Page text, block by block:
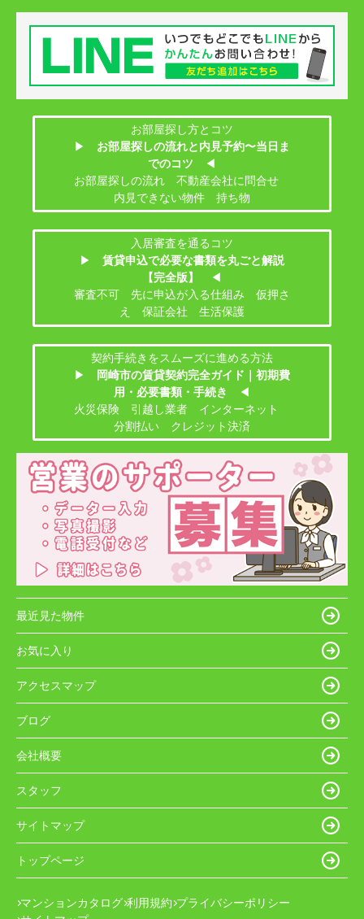
お部屋探し方とコツ
▶
お部屋探しの流れと内見予約〜当日ま
でのコツ
◀
お部屋探しの流れ 不動産会社に問合せ
内見できない物件 持ち物
入居審査を通るコツ
▶
賃貸申込で必要な書類を丸ごと解説
【完全版】
◀
審査不可 先に申込が入る仕組み 仮押さ
え 保証会社 生活保護
契約手続きをスムーズに進める方法
▶
岡崎市の賃貸契約完全ガイド｜初期費
用・必要書類・手続き
◀
火災保険 引越し業者 インターネット
分割払い クレジット決済
最近見た物件
お気に入り
アクセスマップ
ブログ
会社概要
スタッフ
サイトマップ
トップページ
マンションカタログ 利用規約 プライバシーポリシー